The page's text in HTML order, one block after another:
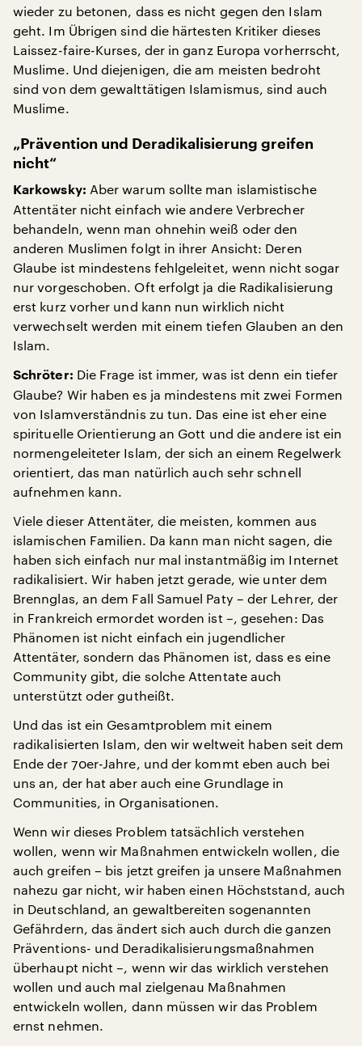
wieder zu betonen, dass es nicht gegen den Islam
geht. Im Übrigen sind die härtesten Kritiker dieses
Laissez-faire-Kurses, der in ganz Europa vorherrscht,
Muslime. Und diejenigen, die am meisten bedroht
sind von dem gewalttätigen Islamismus, sind auch
Muslime.
„Prävention und Deradikalisierung greifen
nicht“
Karkowsky: Aber warum sollte man islamistische
Attentäter nicht einfach wie andere Verbrecher
behandeln, wenn man ohnehin weiß oder den
anderen Muslimen folgt in ihrer Ansicht: Deren
Glaube ist mindestens fehlgeleitet, wenn nicht sogar
nur vorgeschoben. Oft erfolgt ja die Radikalisierung
erst kurz vorher und kann nun wirklich nicht
verwechselt werden mit einem tiefen Glauben an den
Islam.
Schröter: Die Frage ist immer, was ist denn ein tiefer
Glaube? Wir haben es ja mindestens mit zwei Formen
von Islamverständnis zu tun. Das eine ist eher eine
spirituelle Orientierung an Gott und die andere ist ein
normengeleiteter Islam, der sich an einem Regelwerk
orientiert, das man natürlich auch sehr schnell
aufnehmen kann.
Viele dieser Attentäter, die meisten, kommen aus
islamischen Familien. Da kann man nicht sagen, die
haben sich einfach nur mal instantmäßig im Internet
radikalisiert. Wir haben jetzt gerade, wie unter dem
Brennglas, an dem Fall Samuel Paty – der Lehrer, der
in Frankreich ermordet worden ist –, gesehen: Das
Phänomen ist nicht einfach ein jugendlicher
Attentäter, sondern das Phänomen ist, dass es eine
Community gibt, die solche Attentate auch
unterstützt oder gutheißt.
Und das ist ein Gesamtproblem mit einem
radikalisierten Islam, den wir weltweit haben seit dem
Ende der 70er-Jahre, und der kommt eben auch bei
uns an, der hat aber auch eine Grundlage in
Communities, in Organisationen.
Wenn wir dieses Problem tatsächlich verstehen
wollen, wenn wir Maßnahmen entwickeln wollen, die
auch greifen – bis jetzt greifen ja unsere Maßnahmen
nahezu gar nicht, wir haben einen Höchststand, auch
in Deutschland, an gewaltbereiten sogenannten
Gefährdern, das ändert sich auch durch die ganzen
Präventions- und Deradikalisierungsmaßnahmen
überhaupt nicht –, wenn wir das wirklich verstehen
wollen und auch mal zielgenau Maßnahmen
entwickeln wollen, dann müssen wir das Problem
ernst nehmen.